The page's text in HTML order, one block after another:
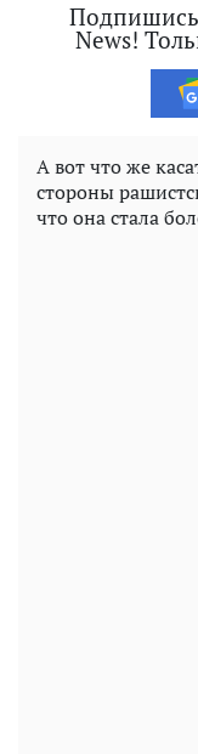
Подпишись
News!
А вот что же
стороны
что она стала